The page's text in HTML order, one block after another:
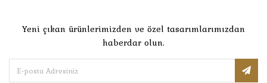
Yeni çıkan ürünlerimizden ve özel tasarımlarımızdan
haberdar olun.